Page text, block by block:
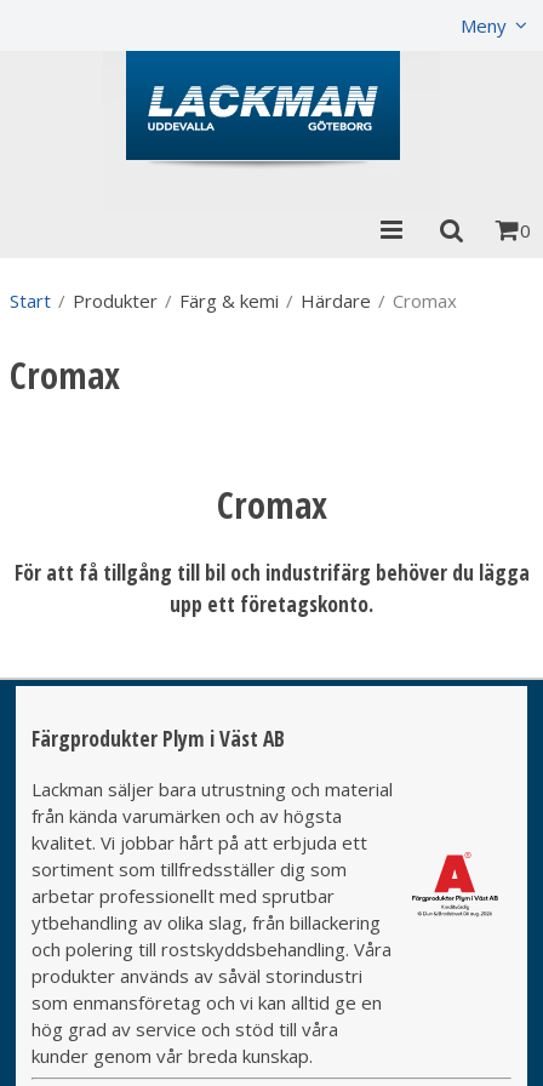
Meny
0
Start / Produkter / Färg & kemi / Härdare / Cromax
Cromax
Cromax
För att få tillgång till bil och industrifärg behöver du lägga
upp ett företagskonto.
Färgprodukter Plym i Väst AB
Lackman säljer bara utrustning och material
från kända varumärken och av högsta
kvalitet. Vi jobbar hårt på att erbjuda ett
sortiment som tillfredsställer dig som
arbetar professionellt med sprutbar
ytbehandling av olika slag, från billackering
och polering till rostskyddsbehandling. Våra
produkter används av såväl storindustri
som enmansföretag och vi kan alltid ge en
hög grad av service och stöd till våra
kunder genom vår breda kunskap.